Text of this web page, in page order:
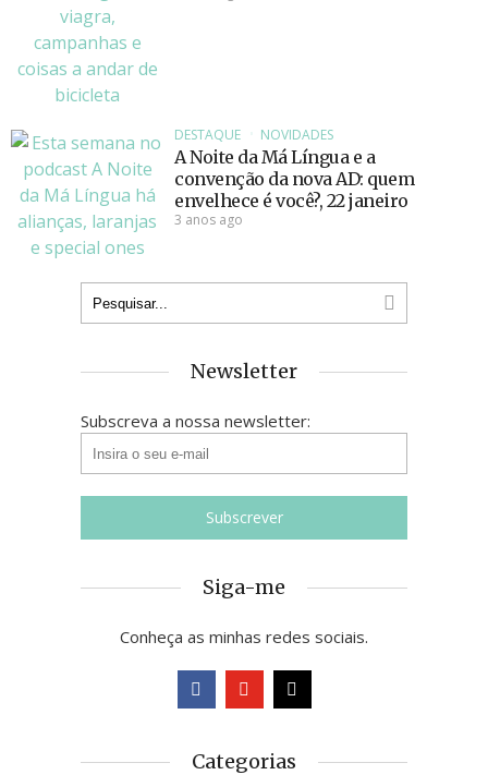
DESTAQUE NOVIDADES
A Noite da Má Língua e a
convenção da nova AD: quem
envelhece é você?, 22 janeiro
3 anos ago
Newsletter
Subscreva a nossa newsletter:
Siga-me
Conheça as minhas redes sociais.
Categorias